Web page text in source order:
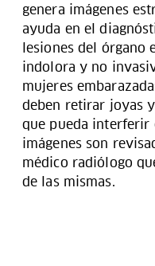
genera imágenes
ayuda en el
lesiones del órgano
indolora y no
mujeres
deben retirar joyas
que pueda interferir
imágenes son
médico radiólogo
de las mismas.